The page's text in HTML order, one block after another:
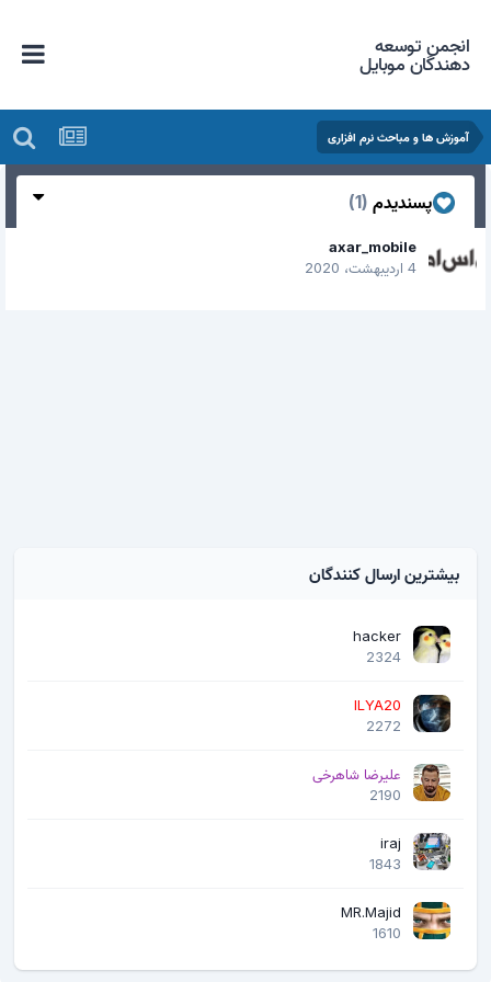
انجمن توسعه
دهندگان موبایل
آموزش ها و مباحث نرم افزاری
پسندیدم (1)
axar_mobile
4 اردیبهشت، 2020
بیشترین ارسال کنندگان
hacker
2324
ILYA20
2272
علیرضا شاهرخی
2190
iraj
1843
MR.Majid
1610